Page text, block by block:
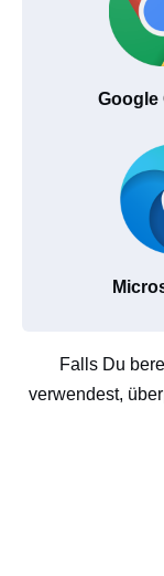
Google
Falls Du
verwendest,